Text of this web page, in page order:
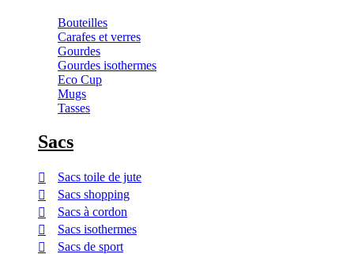
Bouteilles
Carafes et verres
Gourdes
Gourdes isothermes
Eco Cup
Mugs
Tasses
Sacs
Sacs toile de jute
Sacs shopping
Sacs à cordon
Sacs isothermes
Sacs de sport